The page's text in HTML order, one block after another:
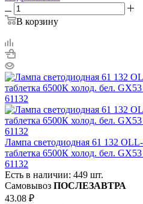
В корзину
Лампа светодиодная 61 132
таблетка 6500К холод. бел.
61132
Есть в наличии: 449 шт.
Самовывоз ПОСЛЕЗАВТРА
43.08 ₽